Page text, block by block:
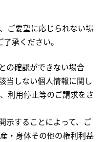
ご要望に応じられない場
承ください。
の確認ができない場合
当しない個人情報に関し
利用停止等のご請求をさ
示することによって、ご
・身体その他の権利利益